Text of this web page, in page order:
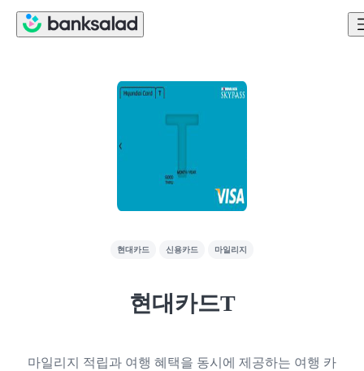
현대카드 신용카드 마일리지
현대카드T
마일리지 적립과 여행 혜택을 동시에 제공하는 여행 카